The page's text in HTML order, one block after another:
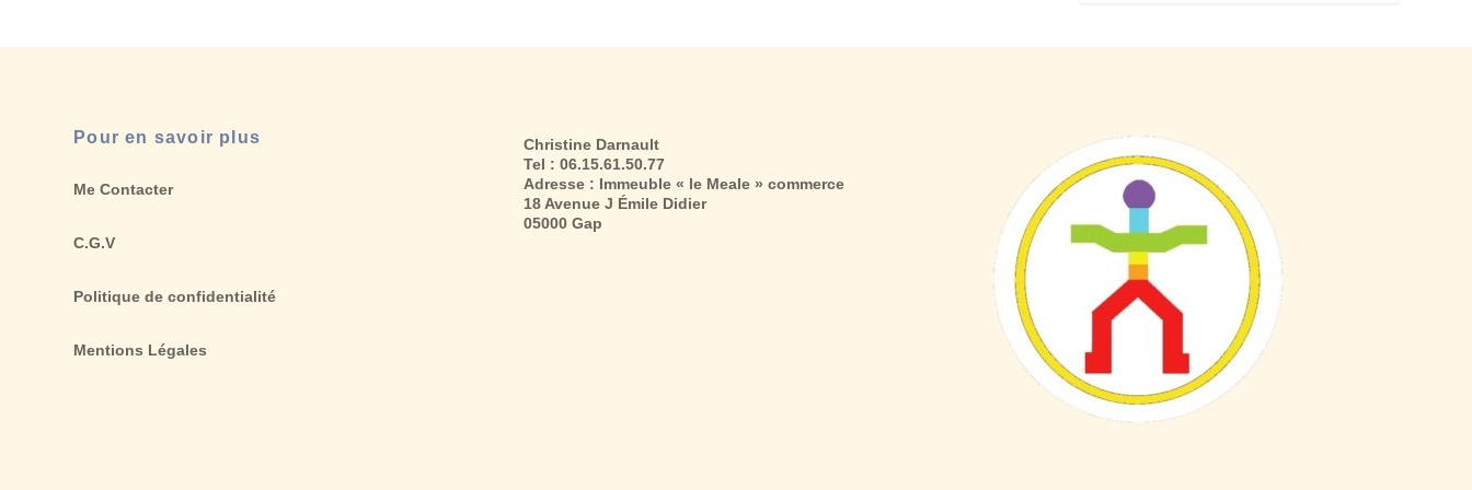
Pour en savoir plus
Me Contacter
C.G.V
Politique de confidentialité
Mentions Légales
Christine Darnault
Tel : 06.15.61.50.77
Adresse : Immeuble « le Meale » commerce
18 Avenue J Émile Didier
05000 Gap